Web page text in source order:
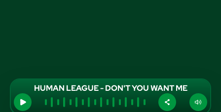
HUMAN LEAGUE - DON'T YOU WANT ME